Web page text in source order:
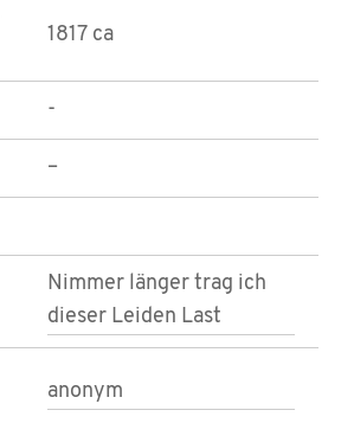
1817 ca
-
–
Nimmer länger trag ich
dieser Leiden Last
anonym